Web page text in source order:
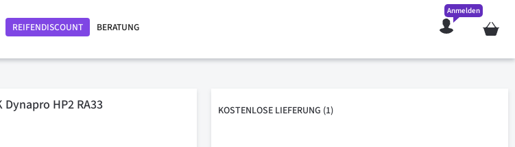
REIFENDISCOUNT BERATUNG Mein
Anmelden
Dynapro HP2 RA33
KOSTENLOSE LIEFERUNG (1)